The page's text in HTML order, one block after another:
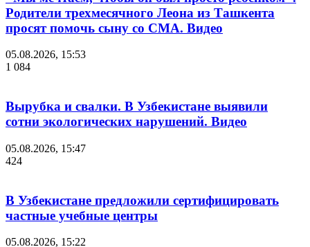
Родители трехмесячного Леона из Ташкента
просят помочь сыну со СМА. Видео
05.08.2026, 15:53
1 084
Вырубка и свалки. В Узбекистане выявили
сотни экологических нарушений. Видео
05.08.2026, 15:47
424
В Узбекистане предложили сертифицировать
частные учебные центры
05.08.2026, 15:22